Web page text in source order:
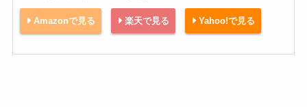
Amazonで見る 楽天で見る Yahoo!で見る